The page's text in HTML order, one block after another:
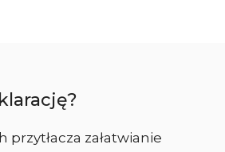
przytłacza załatwianie